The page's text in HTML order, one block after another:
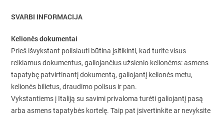
SVARBI INFORMACIJA
Kelionės dokumentai
Prieš išvykstant poilsiauti būtina įsitikinti, kad turite visus
reikiamus dokumentus, galiojančius užsienio kelionėms: asmens
tapatybę patvirtinantį dokumentą, galiojantį kelionės metu,
kelionės bilietus, draudimo polisus ir pan.
Vykstantiems į Italiją su savimi privaloma turėti galiojantį pasą
arba asmens tapatybės kortelę. Taip pat įsivertinkite ar nevyksite